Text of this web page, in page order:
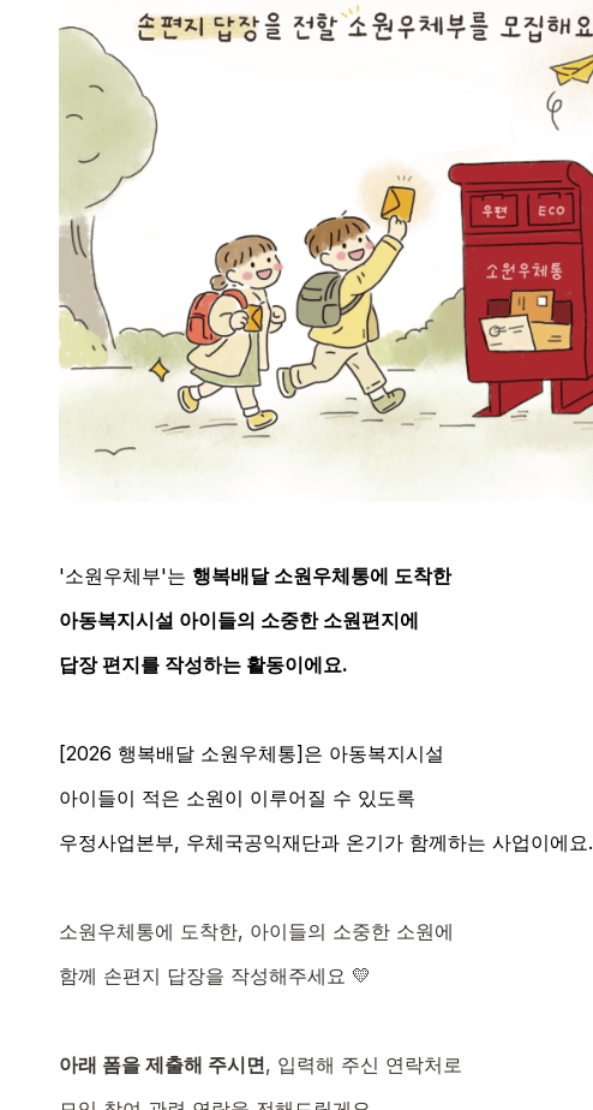
'소원우체부'는 행복배달 소원우체통에 도착한
아동복지시설 아이들의 소중한 소원편지에
답장 편지를 작성하는 활동이에요.
[2026 행복배달 소원우체통]은 아동복지시설
아이들이 적은 소원이 이루어질 수 있도록
우정사업본부, 우체국공익재단과 온기가 함께하는 사업이에요.
소원우체통에 도착한, 아이들의 소중한 소원에
함께 손편지 답장을 작성해주세요 💛
아래 폼을 제출해 주시면, 입력해 주신 연락처로